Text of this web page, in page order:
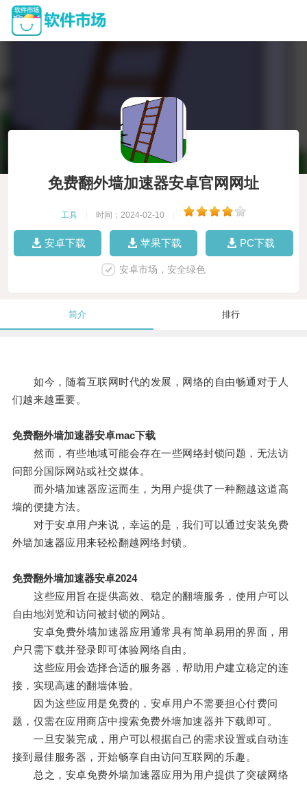
免费翻外墙加速器安卓官网网址
工具 时间：2024-02-10
安卓下载 苹果下载 PC下载
安卓市场，安全绿色
简介 排行
如今，随着互联网时代的发展，网络的自由畅通对于人
们越来越重要。
免费翻外墙加速器安卓mac下载
然而，有些地域可能会存在一些网络封锁问题，无法访
问部分国际网站或社交媒体。
而外墙加速器应运而生，为用户提供了一种翻越这道高
墙的便捷方法。
对于安卓用户来说，幸运的是，我们可以通过安装免费
外墙加速器应用来轻松翻越网络封锁。
免费翻外墙加速器安卓2024
这些应用旨在提供高效、稳定的翻墙服务，使用户可以
自由地浏览和访问被封锁的网站。
安卓免费外墙加速器应用通常具有简单易用的界面，用
户只需下载并登录即可体验网络自由。
这些应用会选择合适的服务器，帮助用户建立稳定的连
接，实现高速的翻墙体验。
因为这些应用是免费的，安卓用户不需要担心付费问
题，仅需在应用商店中搜索免费外墙加速器并下载即可。
一旦安装完成，用户可以根据自己的需求设置或自动连
接到最佳服务器，开始畅享自由访问互联网的乐趣。
总之，安卓免费外墙加速器应用为用户提供了突破网络